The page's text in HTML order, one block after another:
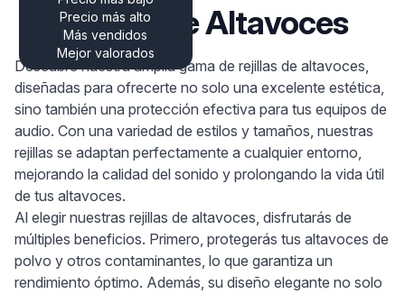
Precio más alto
Más vendidos
Mejor valorados
Rejillas De Altavoces
Descubre nuestra amplia gama de rejillas de altavoces,
diseñadas para ofrecerte no solo una excelente estética,
sino también una protección efectiva para tus equipos de
audio. Con una variedad de estilos y tamaños, nuestras
rejillas se adaptan perfectamente a cualquier entorno,
mejorando la calidad del sonido y prolongando la vida útil
de tus altavoces.
Al elegir nuestras rejillas de altavoces, disfrutarás de
múltiples beneficios. Primero, protegerás tus altavoces de
polvo y otros contaminantes, lo que garantiza un
rendimiento óptimo. Además, su diseño elegante no solo